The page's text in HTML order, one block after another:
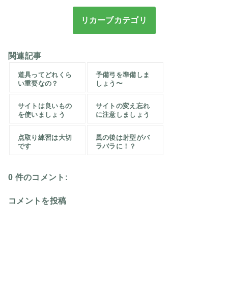
リカーブカテゴリ
関連記事
道具ってどれくら
い重要なの？
予備弓を準備しま
しょう〜
サイトは良いもの
を使いましょう
サイトの変え忘れ
に注意しましょう
点取り練習は大切
です
風の後は射型がバ
ラバラに！？
0 件のコメント:
コメントを投稿